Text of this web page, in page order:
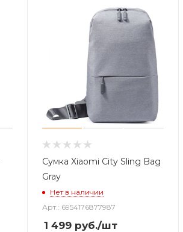
Сумка Xiaomi City Sling Bag
Gray
Нет в наличии
Арт.: 6954176877987
1 499руб./шт